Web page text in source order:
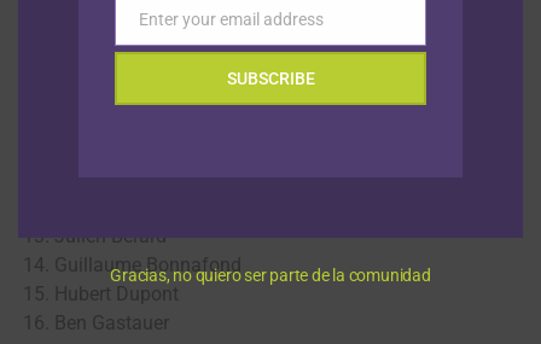
7. Daniele Pietropolli
8. Daniele Righi
9. Alessandro Spezialetti
13. Julien Berard
14. Guillaume Bonnafond
15. Hubert Dupont
16. Ben Gastauer
Email
Enter your email address
SUBSCRIBE
Gracias, no quiero ser parte de la comunidad